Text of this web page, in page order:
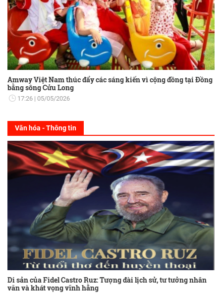
Amway Việt Nam thúc đẩy các sáng kiến vì cộng đồng tại Đồng
bằng sông Cửu Long
17:26 05/05/2026
Văn hóa - Thông tin
Di sản của Fidel Castro Ruz: Tượng đài lịch sử, tư tưởng nhân
văn và khát vọng vĩnh hằng